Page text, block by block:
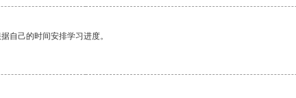
自己的时间安排学习进度。